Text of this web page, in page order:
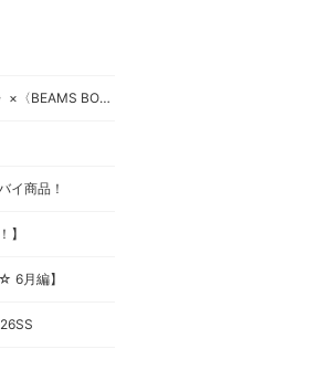
一挙公開！！〈GREGORY〉×〈BEAMS BOY〉
イ商品！
】
6月編】